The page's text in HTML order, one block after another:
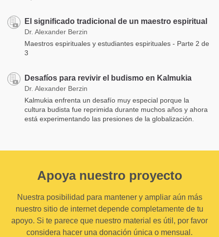
El significado tradicional de un maestro espiritual
Dr. Alexander Berzin
Maestros espirituales y estudiantes espirituales - Parte 2 de
3
Desafíos para revivir el budismo en Kalmukia
Dr. Alexander Berzin
Kalmukia enfrenta un desafío muy especial porque la
cultura budista fue reprimida durante muchos años y ahora
está experimentando las presiones de la globalización.
Apoya nuestro proyecto
Nuestra posibilidad para mantener y ampliar aún más
nuestro sitio de internet depende completamente de tu
apoyo. Si te parece que nuestro material es útil, por favor
considera hacer una donación única o mensual.